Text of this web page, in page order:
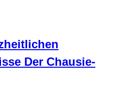
Der Chausie-